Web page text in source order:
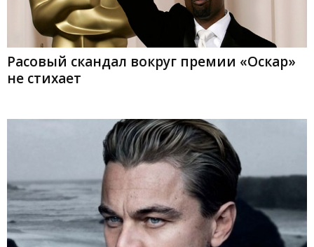
Расовый скандал вокруг премии «Оскар»
не стихает